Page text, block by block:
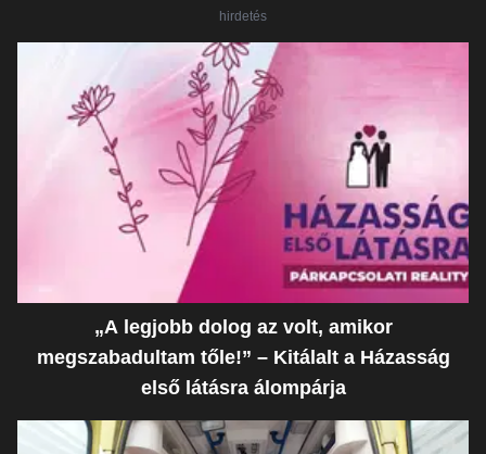
hirdetés
„A legjobb dolog az volt, amikor
megszabadultam tőle!” – Kitálalt a Házasság
első látásra álompárja